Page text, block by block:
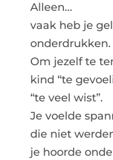
Alleen…
vaak heb je
onderdrukken.
Om jezelf te
kind “te
“te veel wist”.
Je voelde
die niet
je hoorde